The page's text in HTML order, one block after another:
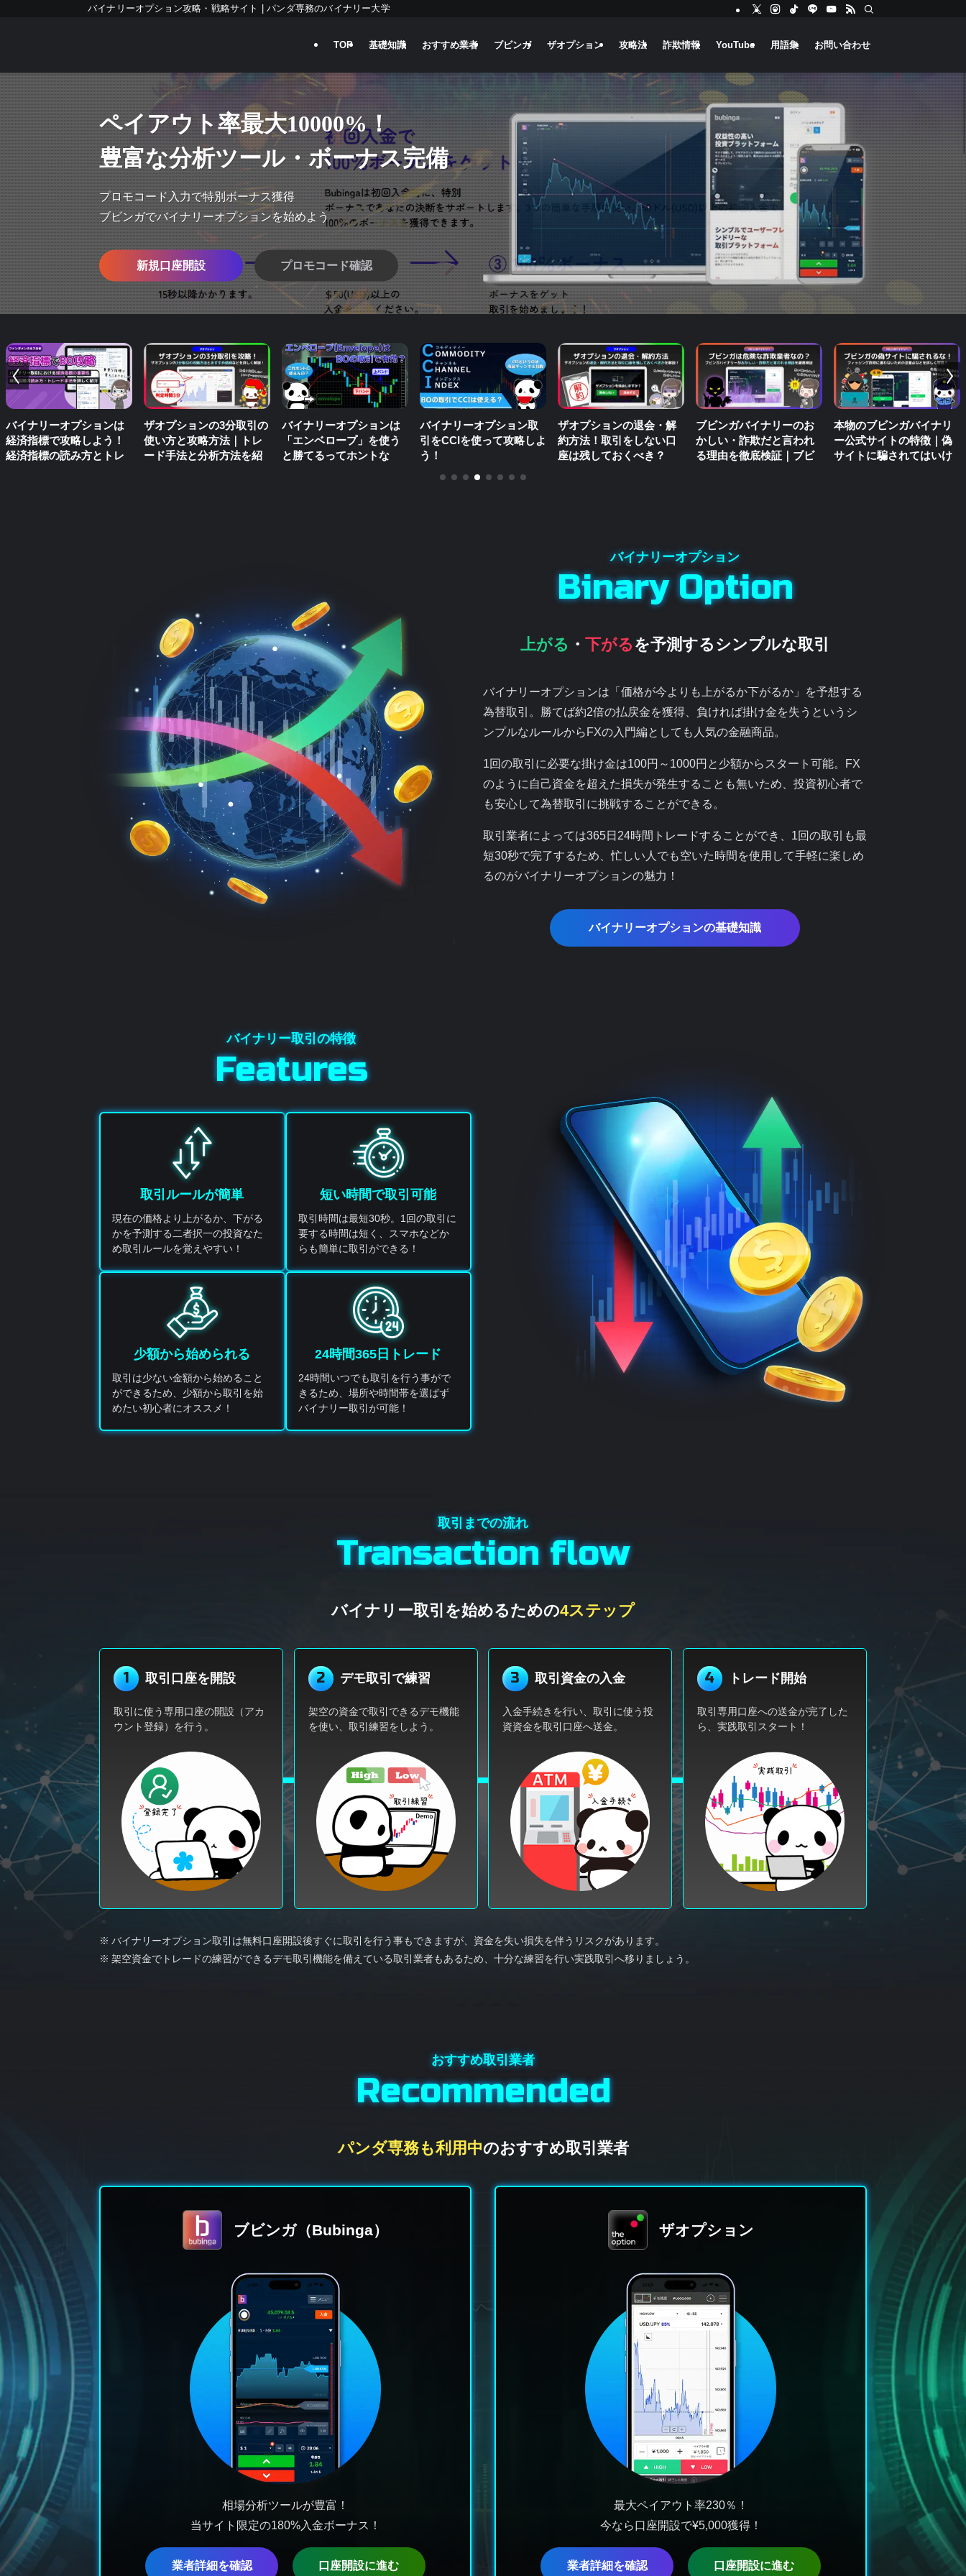
バイナリーオプション攻略・戦略サイト | パンダ専務のバイナリー大学
TOP 基礎知識 おすすめ業者 ブビンガ ザオプション 攻略法 詐欺情報 YouTube 用語集 お問い合わせ
ペイアウト率最大10000%！
豊富な分析ツール・ボーナス完備
プロモコード入力で特別ボーナス獲得
ブビンガでバイナリーオプションを始めよう
新規口座開設 プロモコード確認
バイナリーオプションは
経済指標で攻略しよう！
経済指標の読み方とトレ
ザオプションの3分取引の
使い方と攻略方法｜トレ
ード手法と分析方法を紹
バイナリーオプションは
「エンベロープ」を使う
と勝てるってホントな
バイナリーオプション取
引をCCIを使って攻略しよ
う！
ザオプションの退会・解
約方法！取引をしない口
座は残しておくべき？
ブビンガバイナリーのお
かしい・詐欺だと言われ
る理由を徹底検証｜ブビ
本物のブビンガバイナリ
ー公式サイトの特徴｜偽
サイトに騙されてはいけ
Binary Option
上がる ・ 下がる を予測するシンプルな取引
バイナリーオプションは「価格が今よりも上がるか下がるか」を予想する
為替取引。勝てば約2倍の払戻金を獲得、負ければ掛け金を失うというシ
ンプルなルールからFXの入門編としても人気の金融商品。
1回の取引に必要な掛け金は100円～1000円と少額からスタート可能。FX
のように自己資金を超えた損失が発生することも無いため、投資初心者で
も安心して為替取引に挑戦することができる。
取引業者によっては365日24時間トレードすることができ、1回の取引も最
短30秒で完了するため、忙しい人でも空いた時間を使用して手軽に楽しめ
るのがバイナリーオプションの魅力！
バイナリーオプションの基礎知識
Features
取引ルールが簡単
現在の価格より上がるか、下がる
かを予測する二者択一の投資なた
め取引ルールを覚えやすい！
短い時間で取引可能
取引時間は最短30秒。1回の取引に
要する時間は短く、スマホなどか
らも簡単に取引ができる！
少額から始められる
取引は少ない金額から始めること
ができるため、少額から取引を始
めたい初心者にオススメ！
24時間365日トレード
24時間いつでも取引を行う事がで
きるため、場所や時間帯を選ばず
バイナリー取引が可能！
Transaction flow
バイナリー取引を始めるための4ステップ
1 取引口座を開設
取引に使う専用口座の開設（アカ
ウント登録）を行う。
2 デモ取引で練習
架空の資金で取引できるデモ機能
を使い、取引練習をしよう。
3 取引資金の入金
入金手続きを行い、取引に使う投
資資金を取引口座へ送金。
4 トレード開始
取引専用口座への送金が完了した
ら、実践取引スタート！
バイナリーオプション取引は無料口座開設後すぐに取引を行う事もできますが、資金を失い損失を伴うリスクがあります。
架空資金でトレードの練習ができるデモ取引機能を備えている取引業者もあるため、十分な練習を行い実践取引へ移りましょう。
Recommended
パンダ専務も利用中のおすすめ取引業者
ブビンガ（Bubinga）
相場分析ツールが豊富！
当サイト限定の180%入金ボーナス！
業者詳細を確認 口座開設に進む
ザオプション
最大ペイアウト率230％！
今なら口座開設で¥5,000獲得！
業者詳細を確認 口座開設に進む